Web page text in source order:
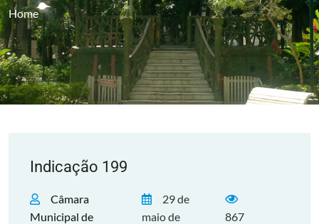
Home
Indicação 199
Câmara
Municipal de
29 de
maio de
867